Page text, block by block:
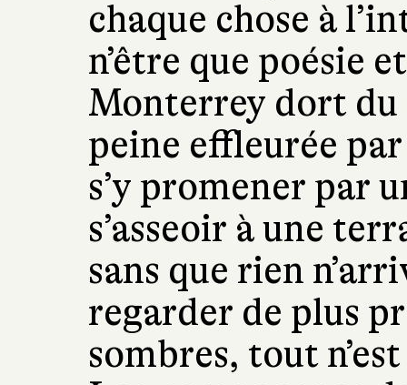
chaque chose à
n’être que poésie
Monterrey dort du
peine effleurée
s’y promener par
s’asseoir à une
sans que rien
regarder de plus
sombres, tout